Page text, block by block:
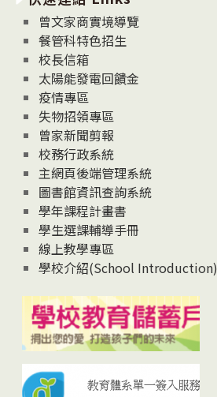
息
News
曾文家商實境導覽
餐管科特色招生
校長信箱
太陽能發電回饋金
疫情專區
失物招領專區
曾家新聞剪報
校務行政系統
主網頁後端管理系統
圖書館資訊查詢系統
學年課程計畫書
學生選課輔導手冊
線上教學專區
學校介紹(School Introduction)